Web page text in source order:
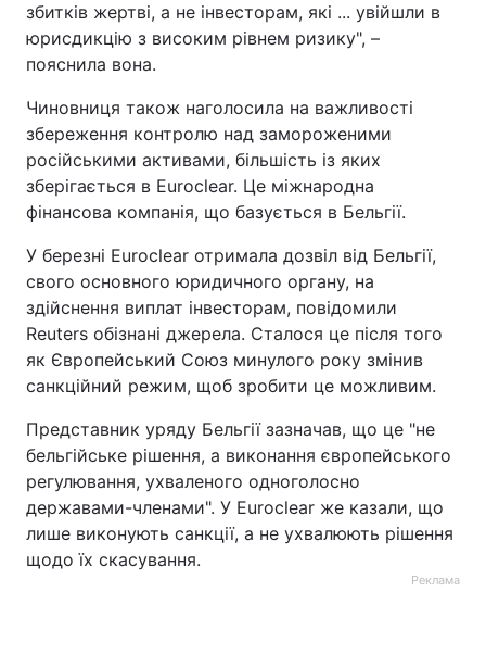
збитків жертві, а не інвесторам, які ... увійшли в
юрисдикцію з високим рівнем ризику", –
пояснила вона.
Чиновниця також наголосила на важливості
збереження контролю над замороженими
російськими активами, більшість із яких
зберігається в Euroclear. Це міжнародна
фінансова компанія, що базується в Бельгії.
У березні Euroclear отримала дозвіл від Бельгії,
свого основного юридичного органу, на
здійснення виплат інвесторам, повідомили
Reuters обізнані джерела. Сталося це після того
як Європейський Союз минулого року змінив
санкційний режим, щоб зробити це можливим.
Представник уряду Бельгії зазначав, що це "не
бельгійське рішення, а виконання європейського
регулювання, ухваленого одноголосно
державами-членами". У Euroclear же казали, що
лише виконують санкції, а не ухвалюють рішення
щодо їх скасування.
Реклама